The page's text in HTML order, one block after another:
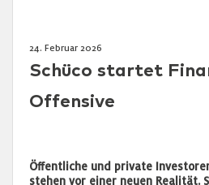
24. Februar 2026
Schüco startet
Offensive
Öffentliche und private
stehen vor einer neuen Realität.